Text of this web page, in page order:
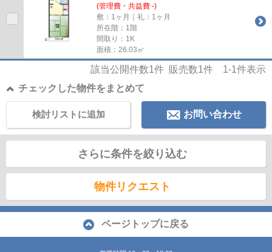
(管理費・共益費 -)
敷：1ヶ月｜礼：1ヶ月
所在階：1階
間取り：1K
面積：26.03㎡
該当公開件数1件 販売数1件 1-1件表示
チェックした物件をまとめて
お問い合わせ
検討リストに追加
さらに条件を絞り込む
物件リクエスト
ページトップに戻る